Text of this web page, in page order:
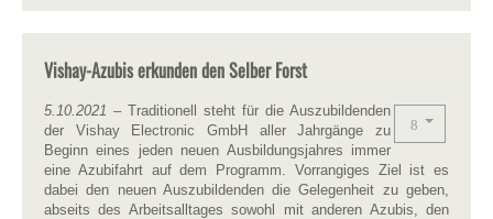
Vishay-Azubis erkunden den Selber Forst
5.10.2021 – Traditionell steht für die Auszubildenden
der Vishay Electronic GmbH aller Jahrgänge zu
Beginn eines jeden neuen Ausbildungsjahres immer
eine Azubifahrt auf dem Programm. Vorrangiges Ziel ist es
dabei den neuen Auszubildenden die Gelegenheit zu geben,
abseits des Arbeitsalltages sowohl mit anderen Azubis, den